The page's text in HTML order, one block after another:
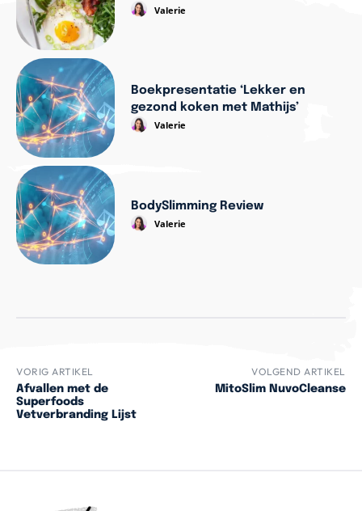
Valerie
Boekpresentatie ‘Lekker en
gezond koken met Mathijs’
Valerie
BodySlimming Review
Valerie
VORIG ARTIKEL
Afvallen met de
Superfoods
Vetverbranding Lijst
VOLGEND ARTIKEL
MitoSlim NuvoCleanse